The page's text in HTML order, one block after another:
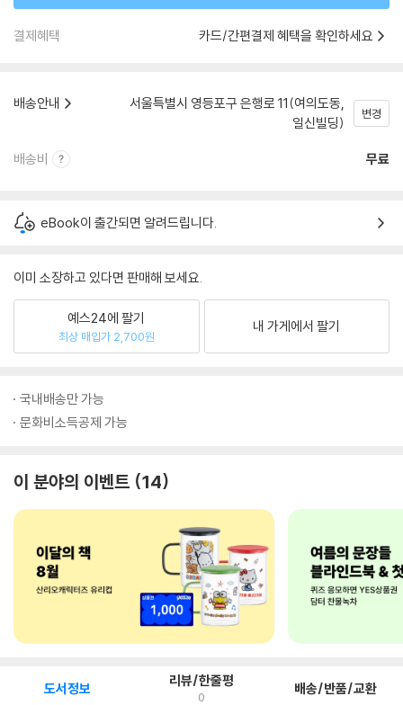
결제혜택 카드/간편결제 혜택을 확인하세요
배송안내
서울특별시 영등포구 은행로 11(여의도동,
일신빌딩)
변경
배송비 무료
eBook이 출간되면 알려드립니다.
이미 소장하고 있다면 판매해 보세요.
예스24에 팔기
최상 매입가 2,700원
내 가게에서 팔기
국내배송만 가능
문화비소득공제 가능
이 분야의 이벤트 14
도서정보 리뷰/한줄평
0 배송/반품/교환